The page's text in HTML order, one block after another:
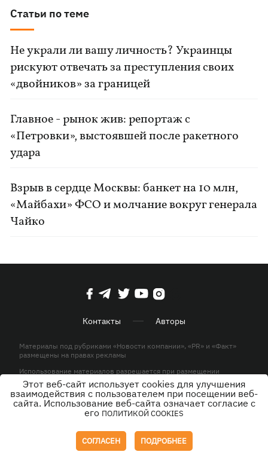
Статьи по теме
Не украли ли вашу личность? Украинцы
рискуют отвечать за преступления своих
«двойников» за границей
Главное - рынок жив: репортаж с
«Петровки», выстоявшей после ракетного
удара
Взрыв в сердце Москвы: банкет на 10 млн,
«Майбахи» ФСО и молчание вокруг генерала
Чайко
Контакты Авторы
Материалы под рубриками «Новости компании», «PR» и «Факт»
размещены на правах рекламы
Использование материалов разрешается при размещении
активной гиперссылки на KP.UA в первом абзаце.
© ООО «ЮЛАВ МЕДИА»,2026. Все права защищены.
Этот веб-сайт использует cookies для улучшения
взаимодействия с пользователем при посещении веб-
сайта. Использование веб-сайта означает согласие с
его ПОЛИТИКОЙ COOKIES
СОГЛАСЕН ПОДРОБНЕЕ